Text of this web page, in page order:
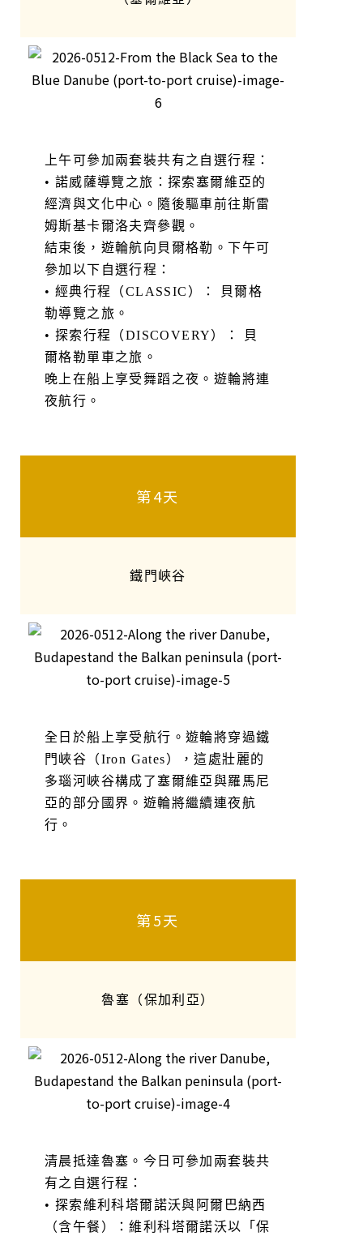
上午可參加兩套裝共有之自選行程：
• 諾威薩導覽之旅：探索塞爾維亞的
經濟與文化中心。隨後驅車前往斯雷
姆斯基卡爾洛夫齊參觀。
結束後，遊輪航向貝爾格勒。下午可
參加以下自選行程：
• 經典行程（CLASSIC）： 貝爾格
勒導覽之旅。
• 探索行程（DISCOVERY）： 貝
爾格勒單車之旅。
晚上在船上享受舞蹈之夜。遊輪將連
夜航行。
第4天
鐵門峽谷
全日於船上享受航行。遊輪將穿過鐵
門峽谷（Iron Gates），這處壯麗的
多瑙河峽谷構成了塞爾維亞與羅馬尼
亞的部分國界。遊輪將繼續連夜航
行。
第5天
魯塞（保加利亞）
清晨抵達魯塞。今日可參加兩套裝共
有之自選行程：
• 探索維利科塔爾諾沃與阿爾巴納西
（含午餐）：維利科塔爾諾沃以「保